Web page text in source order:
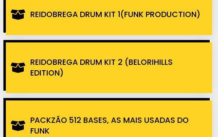
REIDOBREGA DRUM KIT 1(FUNK PRODUCTION)
REIDOBREGA DRUM KIT 2 (BELORIHILLS
EDITION)
PACKZÃO 512 BASES, AS MAIS USADAS DO
FUNK